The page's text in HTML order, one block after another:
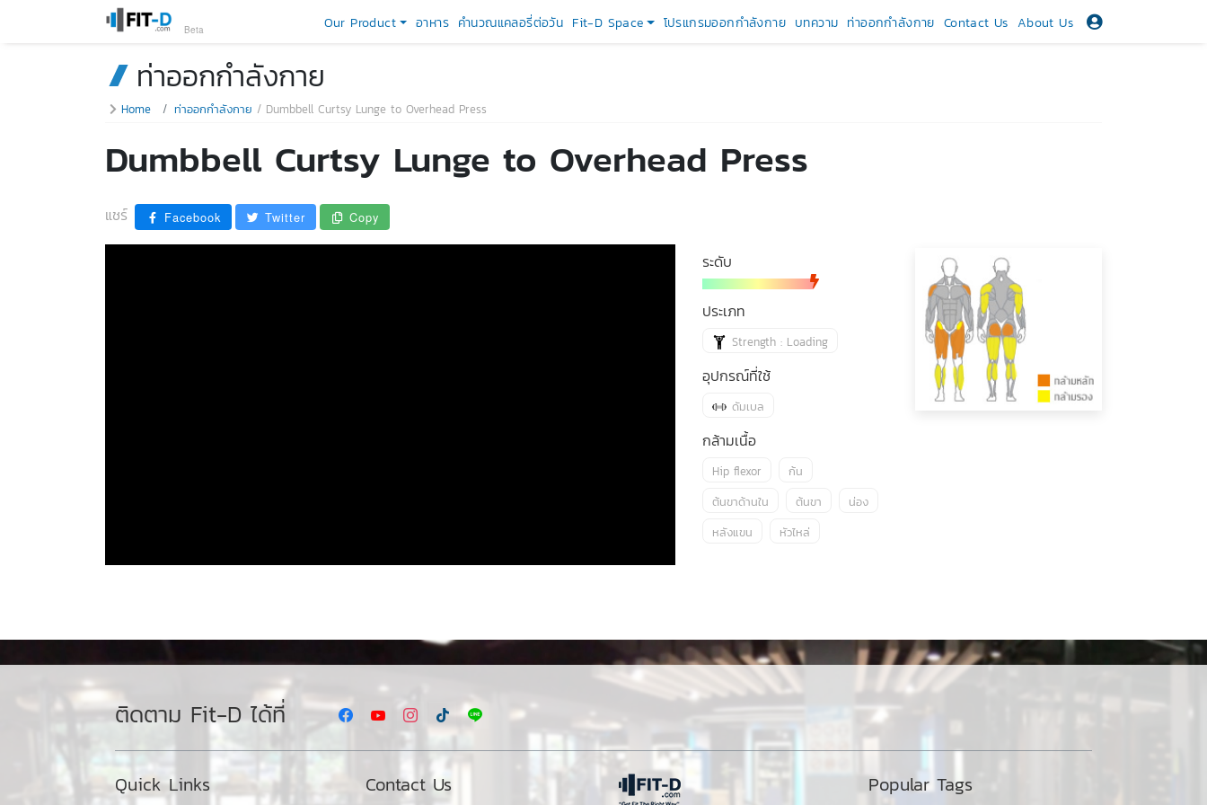
Our Product อาหาร คำนวณแคลอรี่ต่อวัน Fit-D Space โปรแกรมออกกำลังกาย บทความ ท่าออกกำลังกาย Contact Us About Us
Beta
ท่าออกกำลังกาย
Home ท่าออกกำลังกาย Dumbbell Curtsy Lunge to Overhead Press
Dumbbell Curtsy Lunge to Overhead Press
แชร์ Facebook Twitter Copy
ระดับ
ประเภท
Strength : Loading
อุปกรณ์ที่ใช้
ดัมเบล
กล้ามเนื้อ
Hip flexor
ก้น
ต้นขาด้านใน
ต้นขา
น่อง
หลังแขน
หัวไหล่
ติดตาม Fit-D ได้ที่
Quick Links Contact Us Popular Tags